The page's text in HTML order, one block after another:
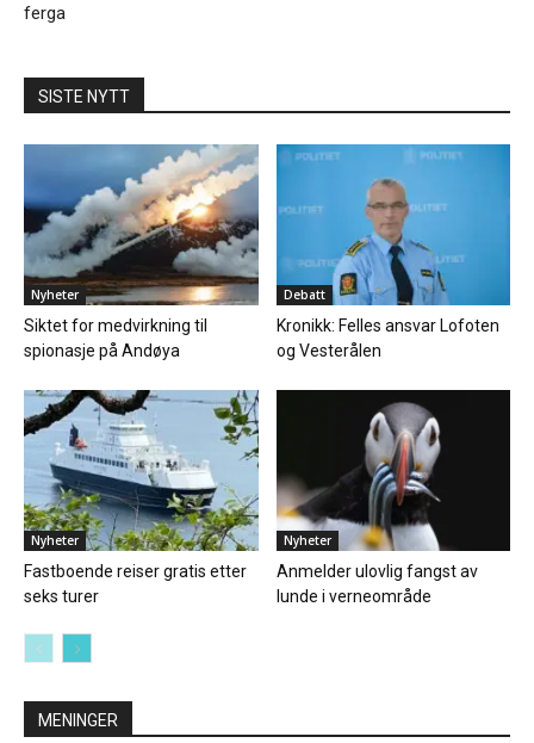
ferga
SISTE NYTT
Nyheter
Siktet for medvirkning til
spionasje på Andøya
Debatt
Kronikk: Felles ansvar Lofoten
og Vesterålen
Nyheter
Fastboende reiser gratis etter
seks turer
Nyheter
Anmelder ulovlig fangst av
lunde i verneområde
MENINGER